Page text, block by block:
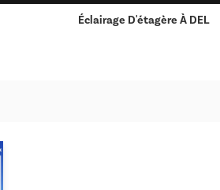
Éclairage D'étagère À DEL